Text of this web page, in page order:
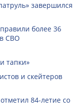
завершился
более 36
СВО
тапки»
и скейтеров
84-летие со